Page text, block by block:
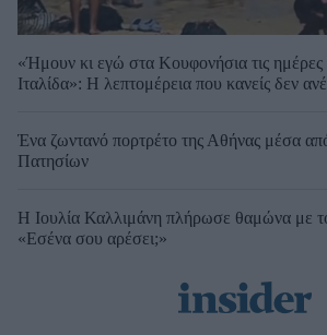
«Ήμουν κι εγώ στα Κουφονήσια τις ημέρες
Ιταλίδα»: Η λεπτομέρεια που κανείς δεν
Ένα ζωντανό πορτρέτο της Αθήνας μέσα
Πατησίων
Η Ιουλία Καλλιμάνη πλήρωσε θαμώνα με
«Εσένα σου αρέσει;»